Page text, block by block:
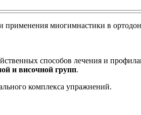
способов лечения и
и височной групп.
комплекса упражнений.